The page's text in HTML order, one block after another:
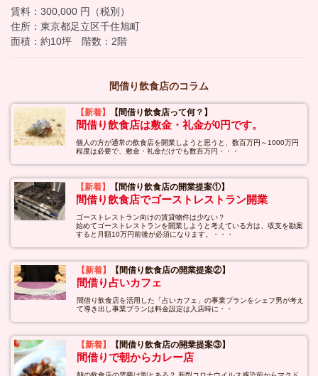
賃料：300,000 円（税別）
住所：東京都足立区千住旭町
面積：約10坪 階数：2階
間借り飲食店のコラム
【新着】 【間借り飲食店って何？】
間借り飲食店は敷金・礼金が0円です。
個人の方が通常の飲食店を開業しようと思うと、数百万円～1000万円
程度は必要で、敷金・礼金だけでも数百万円・・・
【新着】 【間借り飲食店の開業提案①】
間借り飲食店でゴーストレストラン開業
ゴーストレストラン向けの賃貸物件は少ない？
始めてゴーストレストランを開業しようと考えている方は、収支を勘案
すると月額10万円前後が必須になります。・・・
【新着】 【間借り飲食店の開業提案②】
間借り占いカフェ
間借り飲食店を活用した「占いカフェ」の事業プランをシェフ男が考え
て導き出し事業プランは料金設定は入店時に・・
【新着】 【間借り飲食店の開業提案③】
間借りで朝からカレー店